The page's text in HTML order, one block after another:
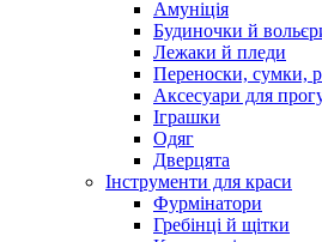
Амуніція
Будиночки й
Лежаки й пледи
Переноски, сумки,
Аксесуари для
Іграшки
Одяг
Дверцята
Інструменти для краси
Фурмінатори
Гребінці й щітки